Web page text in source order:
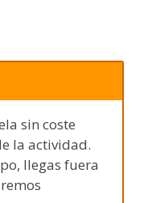
sin coste
la actividad.
llegas fuera